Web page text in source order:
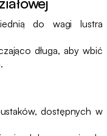
do wagi lustra
długa, aby wbić
dostępnych w